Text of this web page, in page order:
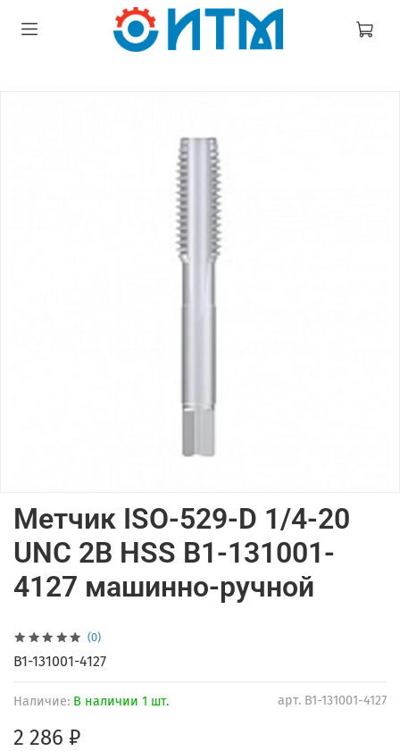
(0)
арт. B1-131001-4127
Наличие: В наличии 1 шт.
Метчик ISO-529-D 1/4-20
UNC 2B HSS B1-131001-
4127 машинно-ручной
2 286 ₽
B1-131001-4127